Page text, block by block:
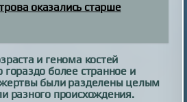
оказались старше
и генома костей
более странное и
были разделены целым
разного происхождения.